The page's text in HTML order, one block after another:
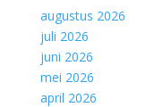
augustus 2026
juli 2026
juni 2026
mei 2026
april 2026